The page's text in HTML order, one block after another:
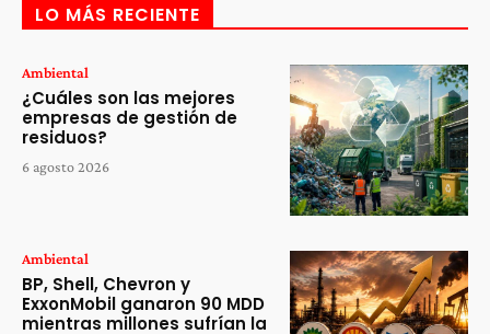
LO MÁS RECIENTE
Ambiental
¿Cuáles son las mejores
empresas de gestión de
residuos?
6 agosto 2026
Ambiental
BP, Shell, Chevron y
ExxonMobil ganaron 90 MDD
mientras millones sufrían la